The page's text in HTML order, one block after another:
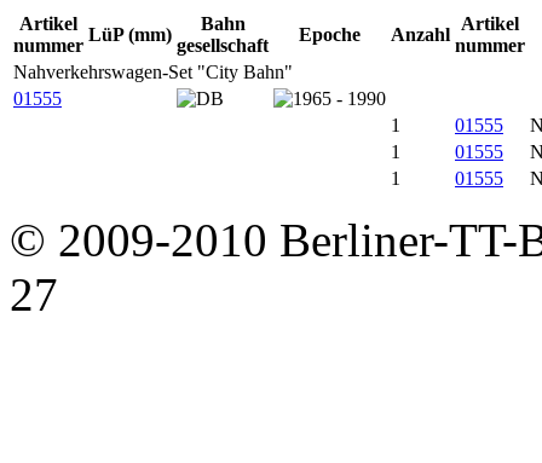
Artikel
nummer
LüP (mm)
Bahn
gesellschaft
Epoche Anzahl
Artikel
nummer
Nahverkehrswagen-Set "City Bahn"
01555
1
01555
1
01555
1
01555
© 2009-2010 Berliner-
27